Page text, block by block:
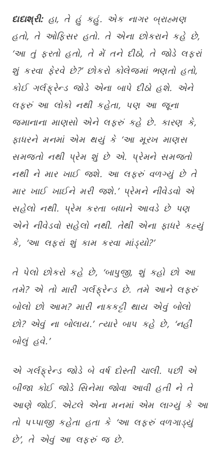
દાદાશ્રી:હા, તે હું કહું. એક નાગર બ્રાહ્મણ
હતો, તે ઓફિસર હતો. તે એના છોકરાને કહે છે,
‘આ તું ફરતો હતો, તે મેં તને દીઠો, તે જોડે લફરાં
શું કરવા ફેરવે છે?’ છોકરો કોલેજમાં ભણતો હતો,
કોઈ ગર્લફ્રેન્ડ જોડે એના બાપે દીઠો હશે. એને
લફરું આ લોકો નથી કહેતા, પણ આ જૂના
જમાનાના માણસો એને લફરું કહે છે. કારણ કે,
ફાધરને મનમાં એમ થયું કે ‘આ મૂરખ માણસ
સમજતો નથી પ્રેમ શું છે એ. પ્રેમને સમજતો
નથી ને માર ખાઈ જશે. આ લફરું વળગ્યું છે તે
માર ખાઈ ખાઈને મરી જશે.’ પ્રેમને નીવેડવો એ
સહેલો નથી. પ્રેમ કરતા બધાને આવડે છે પણ
એને નીવેડવો સહેલો નથી. તેથી એના ફાધરે કહ્યું
કે, ‘આ લફરાં શું કામ કરવા માંડ્યો?’
તે પેલો છોકરો કહે છે, ‘બાપુજી, શું કહો છો આ
તમે? એ તો મારી ગર્લફ્રેન્ડ છે. તમે આને લફરું
બોલો છો આમ? મારી નાકકટ્ટી થાય એવું બોલો
છો? એવું ના બોલાય.’ ત્યારે બાપ કહે છે, ‘નહીં
બોલું હવે.’
એ ગર્લફ્રેન્ડ જોડે બે વર્ષ દોસ્તી ચાલી. પછી એ
બીજા કોઈ જોડે સિનેમા જોવા આવી હતી ને તે
આણે જોઈ. એટલે એના મનમાં એમ લાગ્યું કે આ
તો પપ્પાજી કહેતા હતા કે ‘આ લફરું વળગાડ્યું
છે’, તે એવું આ લફરું જ છે.